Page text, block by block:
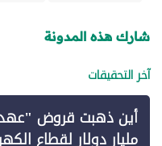
شارك هذه المدونة
آخر التحقيقات